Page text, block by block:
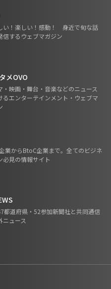
い！楽しい！感動！ 身近で旬な話
信するウェブマガジン
メOVO
・映画・舞台・音楽などのニュース
るエンターテインメント・ウェブマ
業からBtoC企業まで。全てのビジネ
必見の情報サイト
都道府県・52参加新聞社と共同通信
ニュース